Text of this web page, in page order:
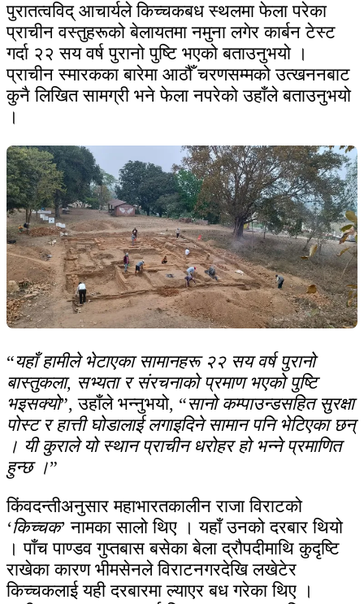
पुरातत्वविद् आचार्यले किच्चकबध स्थलमा फेला परेका
प्राचीन वस्तुहरूको बेलायतमा नमुना लगेर कार्बन टेस्ट
गर्दा २२ सय वर्ष पुरानो पुष्टि भएको बताउनुभयो ।
प्राचीन स्मारकका बारेमा आठौँ चरणसम्मको उत्खननबाट
कुनै लिखित सामग्री भने फेला नपरेको उहाँले बताउनुभयो
।
“यहाँ हामीले भेटाएका सामानहरू २२ सय वर्ष पुरानो
बास्तुकला, सभ्यता र संरचनाको प्रमाण भएको पुष्टि
भइसक्यो”, उहाँले भन्नुभयो, “सानो कम्पाउन्डसहित सुरक्षा
पोस्ट र हात्ती घोडालाई लगाइदिने सामान पनि भेटिएका छन्
। यी कुराले यो स्थान प्राचीन धरोहर हो भन्ने प्रमाणित
हुन्छ ।”
किंवदन्तीअनुसार महाभारतकालीन राजा विराटको
‘किच्चक’ नामका सालो थिए । यहाँ उनको दरबार थियो
। पाँच पाण्डव गुप्तबास बसेका बेला द्रौपदीमाथि कुदृष्टि
राखेका कारण भीमसेनले विराटनगरदेखि लखेटेर
किच्चकलाई यही दरबारमा ल्याएर बध गरेका थिए ।